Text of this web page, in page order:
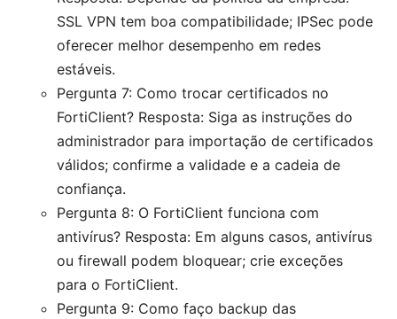
SSL VPN tem boa compatibilidade; IPSec pode
oferecer melhor desempenho em redes
estáveis.
Pergunta 7: Como trocar certificados no
FortiClient? Resposta: Siga as instruções do
administrador para importação de certificados
válidos; confirme a validade e a cadeia de
confiança.
Pergunta 8: O FortiClient funciona com
antivírus? Resposta: Em alguns casos, antivírus
ou firewall podem bloquear; crie exceções
para o FortiClient.
Pergunta 9: Como faço backup das